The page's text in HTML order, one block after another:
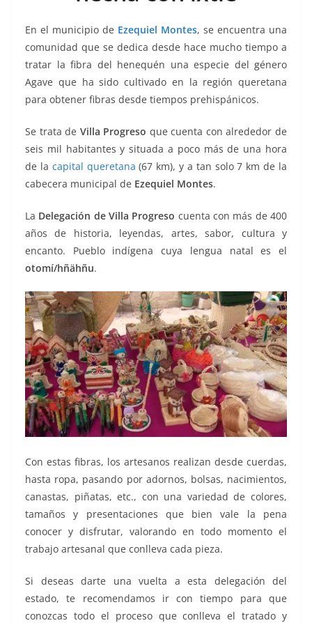
k
En el municipio de Ezequiel Montes, se encuentra una
comunidad que se dedica desde hace mucho tiempo a
tratar la fibra del henequén una especie del género
Agave que ha sido cultivado en la región queretana
para obtener fibras desde tiempos prehispánicos.
Se trata de Villa Progreso que cuenta con alrededor de
seis mil habitantes y situada a poco más de una hora
de la capital queretana (67 km), y a tan solo 7 km de la
cabecera municipal de Ezequiel Montes.
La Delegación de Villa Progreso cuenta con más de 400
años de historia, leyendas, artes, sabor, cultura y
encanto. Pueblo indígena cuya lengua natal es el
otomí/hñähñu.
Con estas fibras, los artesanos realizan desde cuerdas,
hasta ropa, pasando por adornos, bolsas, nacimientos,
canastas, piñatas, etc., con una variedad de colores,
tamaños y presentaciones que bien vale la pena
conocer y disfrutar, valorando en todo momento el
trabajo artesanal que conlleva cada pieza.
Si deseas darte una vuelta a esta delegación del
estado, te recomendamos ir con tiempo para que
conozcas todo el proceso que conlleva el tratado y